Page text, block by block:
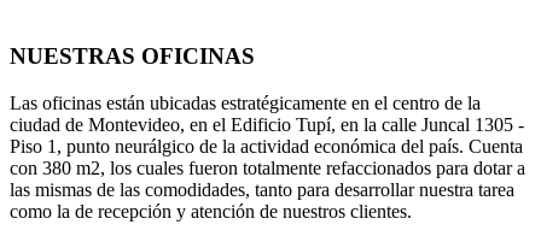
NUESTRAS OFICINAS
Las oficinas están ubicadas estratégicamente en el centro de la
ciudad de Montevideo, en el Edificio Tupí, en la calle Juncal 1305 -
Piso 1, punto neurálgico de la actividad económica del país. Cuenta
con 380 m2, los cuales fueron totalmente refaccionados para dotar a
las mismas de las comodidades, tanto para desarrollar nuestra tarea
como la de recepción y atención de nuestros clientes.